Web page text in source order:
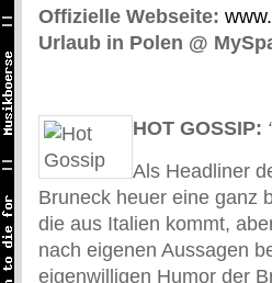
Offizielle Webseite:
Urlaub in Polen @
HOT GOSSIP:
Als Headliner
Bruneck heuer eine ganz
die aus Italien kommt,
nach eigenen Aussagen
eigenwilligen Humor der